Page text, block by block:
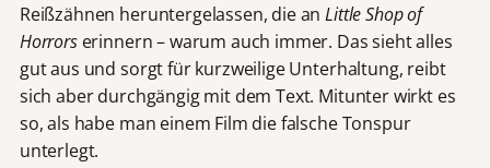
Reißzähnen heruntergelassen, die anLittle Shop of
Horrorserinnern – warum auch immer. Das sieht alles
gut aus und sorgt für kurzweilige Unterhaltung, reibt
sich aber durchgängig mit dem Text. Mitunter wirkt es
so, als habe man einem Film die falsche Tonspur
unterlegt.